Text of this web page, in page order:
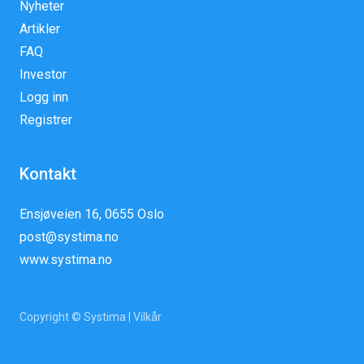
Nyheter
Artikler
FAQ
Investor
Logg inn
Registrer
Kontakt
Ensjøveien 16, 0655 Oslo
post@systima.no
www.systima.no
Copyright © Systima | Vilkår